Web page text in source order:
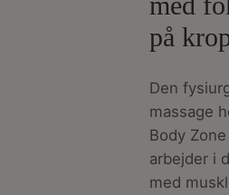
med
på
Den
massage
Body Zone
arbejder i
med